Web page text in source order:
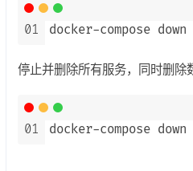
01 docker-compose down
停止并删除所有服务，同时删除
01 docker-compose